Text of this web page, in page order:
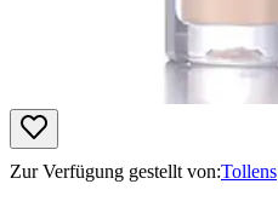
Zur Verfügung gestellt von:Tollens